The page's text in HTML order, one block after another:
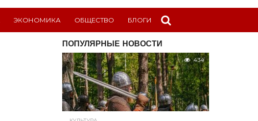
ЭКОНОМИКА ОБЩЕСТВО БЛОГИ
ПОПУЛЯРНЫЕ НОВОСТИ
434